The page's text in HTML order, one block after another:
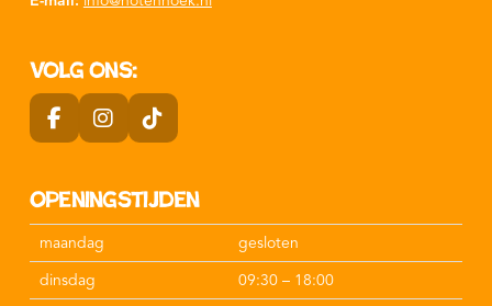
Volg ons:
Openingstijden
maandag
gesloten
dinsdag
09:30 – 18:00